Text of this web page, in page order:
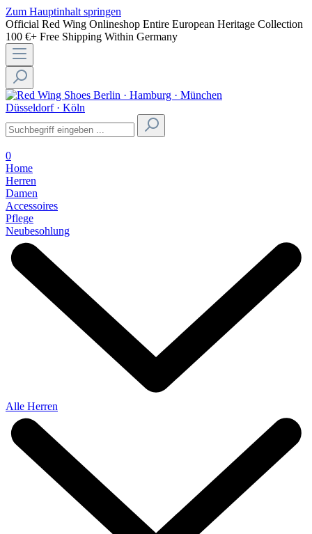
Zum Hauptinhalt springen
Official Red Wing Onlineshop Entire European Heritage Collection
100 €+ Free Shipping Within Germany
Berlin · Hamburg · München
Düsseldorf · Köln
0
Home
Herren
Damen
Accessoires
Pflege
Neubesohlung
Alle Herren